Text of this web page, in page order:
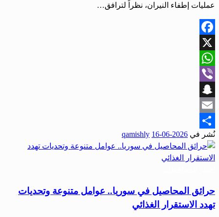
عمليات إطفاء النيران، نظراً لترافق…
Facebook
X
WhatsApp
Viber
Snapchat
Email
Share
نُشر في 2026-06-16
qamishly
حرائق المحاصيل في سوريا.. عوامل متنوعة وتحديات
تهدد الاستقرار الغذائي